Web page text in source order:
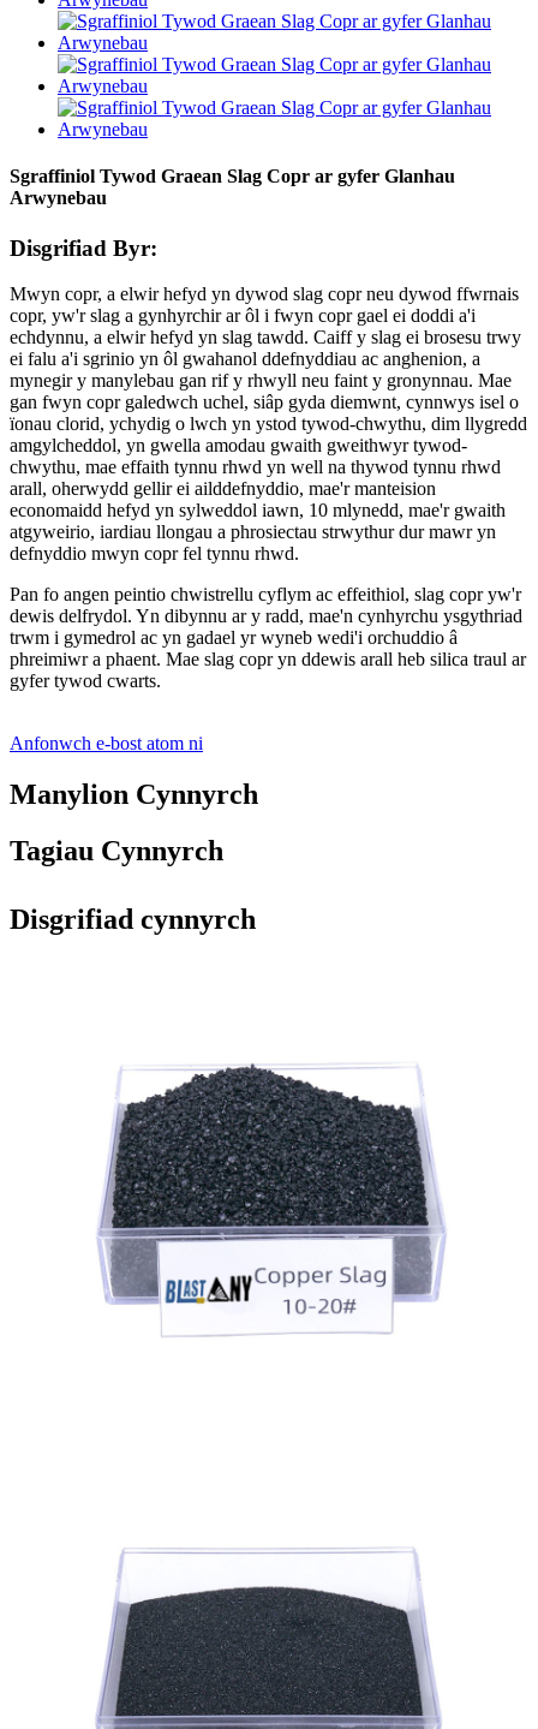
Sgraffiniol Tywod Graean Slag Copr ar gyfer Glanhau
Arwynebau
Disgrifiad Byr:
Mwyn copr, a elwir hefyd yn dywod slag copr neu dywod ffwrnais
copr, yw'r slag a gynhyrchir ar ôl i fwyn copr gael ei doddi a'i
echdynnu, a elwir hefyd yn slag tawdd. Caiff y slag ei ​​brosesu trwy
ei falu a'i sgrinio yn ôl gwahanol ddefnyddiau ac anghenion, a
mynegir y manylebau gan rif y rhwyll neu faint y gronynnau. Mae
gan fwyn copr galedwch uchel, siâp gyda diemwnt, cynnwys isel o
ïonau clorid, ychydig o lwch yn ystod tywod-chwythu, dim llygredd
amgylcheddol, yn gwella amodau gwaith gweithwyr tywod-
chwythu, mae effaith tynnu rhwd yn well na thywod tynnu rhwd
arall, oherwydd gellir ei ailddefnyddio, mae'r manteision
economaidd hefyd yn sylweddol iawn, 10 mlynedd, mae'r gwaith
atgyweirio, iardiau llongau a phrosiectau strwythur dur mawr yn
defnyddio mwyn copr fel tynnu rhwd.
Pan fo angen peintio chwistrellu cyflym ac effeithiol, slag copr yw'r
dewis delfrydol. Yn dibynnu ar y radd, mae'n cynhyrchu ysgythriad
trwm i gymedrol ac yn gadael yr wyneb wedi'i orchuddio â
phreimiwr a phaent. Mae slag copr yn ddewis arall heb silica traul ar
gyfer tywod cwarts.
Anfonwch e-bost atom ni
Manylion Cynnyrch
Tagiau Cynnyrch
Disgrifiad cynnyrch